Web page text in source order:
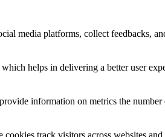
media platforms, collect feedbacks,
helps in delivering a better user
information on metrics the
track visitors across websites